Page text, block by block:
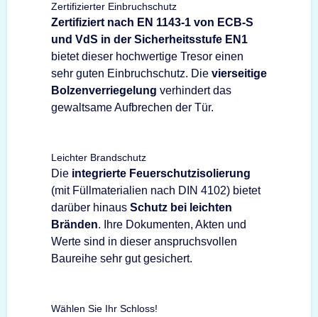
Zertifizierter Einbruchschutz
Zertifiziert nach EN 1143-1 von ECB-S
und VdS in der Sicherheitsstufe EN1
bietet dieser hochwertige Tresor einen
sehr guten Einbruchschutz. Die vierseitige
Bolzenverriegelung verhindert das
gewaltsame Aufbrechen der Tür.
Leichter Brandschutz
Die integrierte Feuerschutzisolierung
(mit Füllmaterialien nach DIN 4102) bietet
darüber hinaus Schutz bei leichten
Bränden. Ihre Dokumenten, Akten und
Werte sind in dieser anspruchsvollen
Baureihe sehr gut gesichert.
Wählen Sie Ihr Schloss!